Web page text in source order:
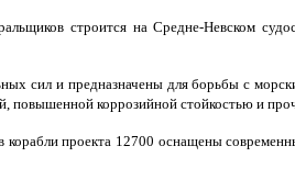
строится на Средне-Невском
сил и предназначены для борьбы с
коррозийной стойкостью и
проекта 12700 оснащены